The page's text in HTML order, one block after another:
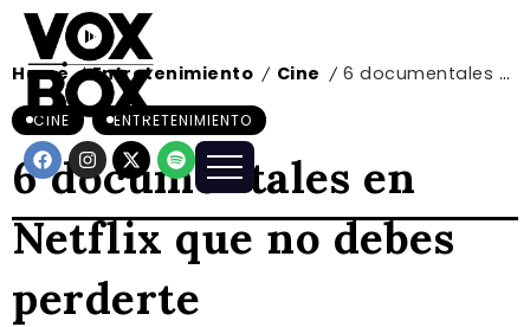
Home / Entretenimiento / Cine / 6 documentales en Netflix que no debes perderte
CINE ENTRETENIMIENTO
6 documentales en
Netflix que no debes
perderte